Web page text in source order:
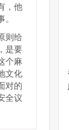
，他
则给
是要
个麻
文化
对的
全议